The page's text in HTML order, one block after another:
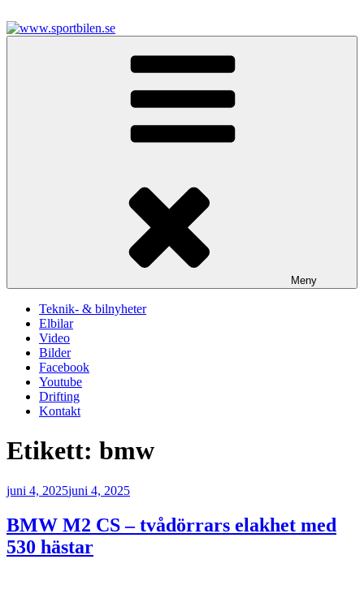
till
innehåll
Meny
Teknik- & bilnyheter
Elbilar
Video
Bilder
Facebook
Youtube
Drifting
Kontakt
Etikett: bmw
Publicerat
juni 4, 2025juni 4, 2025
BMW M2 CS – tvådörrars elakhet med
530 hästar